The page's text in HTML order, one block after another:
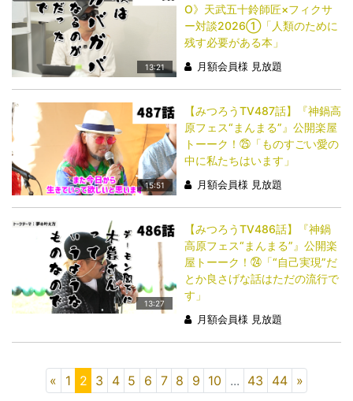
13:21
O》天武五十鈴師匠×フィクサ
ー対談2026①「人類のために
残す必要がある本」
月額会員様 見放題
15:51
【みつろうTV487話】『神鍋高
原フェス“まんまる”』公開楽屋
トーーク！㉕「ものすごい愛の
中に私たちはいます」
月額会員様 見放題
13:27
【みつろうTV486話】『神鍋
高原フェス“まんまる”』公開楽
屋トーーク！㉔「“自己実現”だ
とか良さげな話はただの流行で
す」
月額会員様 見放題
« 1 2 3 4 5 6 7 8 9 10 ... 43 44 »